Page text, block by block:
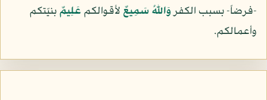
-فرضاً- بسبب الكفروَاللّهُ سَمِيعٌ لأقوالكمعَلِيمٌبنيّتكم
وأعمالكم.